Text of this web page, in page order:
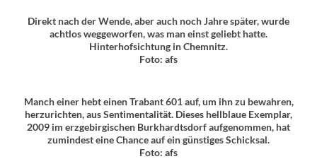
Direkt nach der Wende, aber auch noch Jahre später, wurde
achtlos weggeworfen, was man einst geliebt hatte.
Hinterhofsichtung in Chemnitz.
Foto: afs
Manch einer hebt einen Trabant 601 auf, um ihn zu bewahren,
herzurichten, aus Sentimentalität. Dieses hellblaue Exemplar,
2009 im erzgebirgischen Burkhardtsdorf aufgenommen, hat
zumindest eine Chance auf ein günstiges Schicksal.
Foto: afs